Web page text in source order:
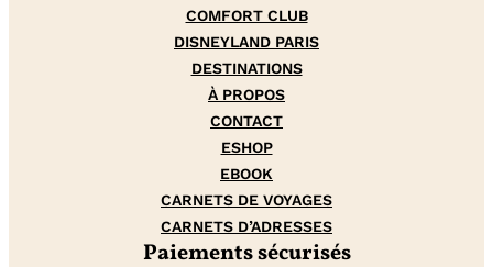
COMFORT CLUB
DISNEYLAND PARIS
DESTINATIONS
À PROPOS
CONTACT
ESHOP
EBOOK
CARNETS DE VOYAGES
CARNETS D’ADRESSES
Paiements sécurisés